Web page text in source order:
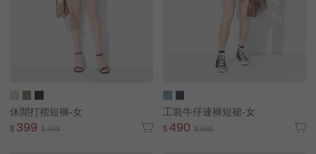
休閒打褶短褲-女
$ 399 $ 499
工裝牛仔連褲短裙-女
$ 490 $ 690